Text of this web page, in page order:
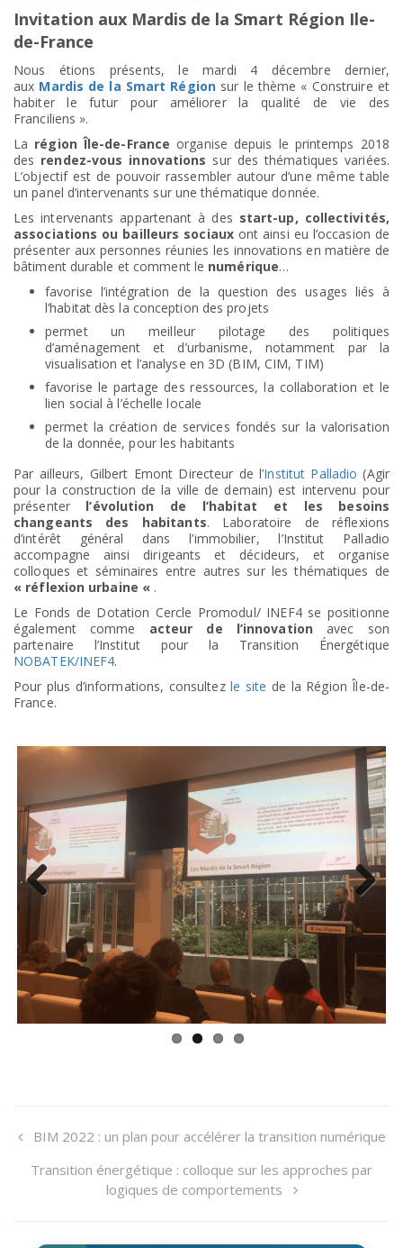
Invitation aux Mardis de la Smart Région Ile-
de-France
Nous étions présents, le mardi 4 décembre dernier,
aux Mardis de la Smart Région sur le thème « Construire et
habiter le futur pour améliorer la qualité de vie des
Franciliens ».
La région Île-de-France organise depuis le printemps 2018
des rendez-vous innovations sur des thématiques variées.
L’objectif est de pouvoir rassembler autour d’une même table
un panel d’intervenants sur une thématique donnée.
Les intervenants appartenant à des start-up, collectivités,
associations ou bailleurs sociauxont ainsi eu l’occasion de
présenter aux personnes réunies les innovations en matière de
bâtiment durable et comment le numérique…
favorise l’intégration de la question des usages liés à
l’habitat dès la conception des projets
permet un meilleur pilotage des politiques
d’aménagement et d’urbanisme, notamment par la
visualisation et l’analyse en 3D (BIM, CIM, TIM)
favorise le partage des ressources, la collaboration et le
lien social à l’échelle locale
permet la création de services fondés sur la valorisation
de la donnée, pour les habitants
Par ailleurs, Gilbert Emont Directeur de l’Institut Palladio (Agir
pour la construction de la ville de demain) est intervenu pour
présenter l’évolution de l’habitat et les besoins
changeants des habitants. Laboratoire de réflexions
d’intérêt général dans l’immobilier, l’Institut Palladio
accompagne ainsi dirigeants et décideurs, et organise
colloques et séminaires entre autres sur les thématiques de
« réflexion urbaine « .
Le Fonds de Dotation Cercle Promodul/ INEF4 se positionne
également comme acteur de l’innovation avec son
partenaire l’Institut pour la Transition Énergétique
NOBATEK/INEF4.
Pour plus d’informations, consultezle site de la Région Île-de-
France.
ous
Next
BIM 2022 : un plan pour accélérer la transition numérique
Transition énergétique : colloque sur les approches par
logiques de comportements